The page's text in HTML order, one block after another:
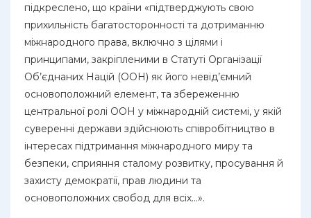
підкреслено, що країни «підтверджують свою
прихильність багатосторонності та дотриманню
міжнародного права, включно з цілями і
принципами, закріпленими в Статуті Організації
Об’єднаних Націй (ООН) як його невід’ємний
основоположний елемент, та збереженню
центральної ролі ООН у міжнародній системі, у якій
суверенні держави здійснюють співробітництво в
інтересах підтримання міжнародного миру та
безпеки, сприяння сталому розвитку, просування й
захисту демократії, прав людини та
основоположних свобод для всіх…».